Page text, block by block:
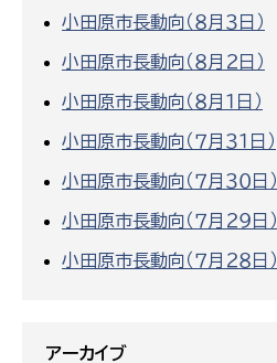
小田原市長動向（８月３日）
小田原市長動向（８月２日）
小田原市長動向（８月１日）
小田原市長動向（７月３１日）
小田原市長動向（７月３０日）
小田原市長動向（７月２９日）
小田原市長動向（７月２８日）
アーカイブ